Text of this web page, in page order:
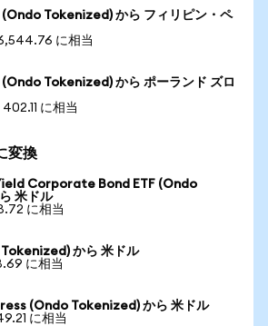
Tokenized) から フィリピン・ペ
に相当
Tokenized) から ポーランド ズロ
に相当
変換
Corporate Bond ETF (Ondo
米ドル
に相当
から 米ドル
に相当
(Ondo Tokenized) から 米ドル
に相当